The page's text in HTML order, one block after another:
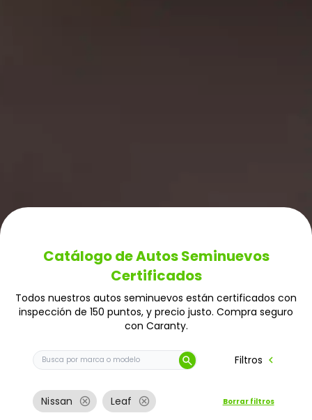
Catálogo de Autos Seminuevos
Certificados
Todos nuestros autos seminuevos están certificados con
inspección de 150 puntos, y precio justo. Compra seguro
con Caranty.
Buscar auto por marca o modelo
search Filtros chevron_left
Nissan cancel Leaf cancel Borrar filtros